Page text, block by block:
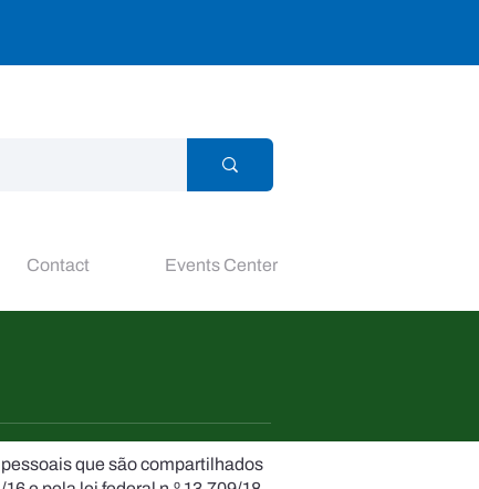
Contact Events Center
que são compartilhados